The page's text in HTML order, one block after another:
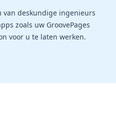
van deskundige ingenieurs
zoals uw GroovePages
voor u te laten werken.